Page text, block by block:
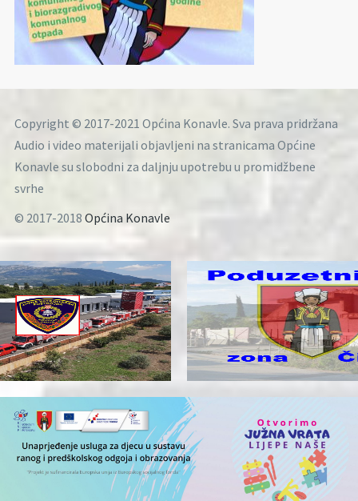
Copyright © 2017-2021 Općina Konavle. Sva prava pridržana
Audio i video materijali objavljeni na stranicama Općine
Konavle su slobodni za daljnju upotrebu u promidžbene
svrhe
© 2017-2018 Općina Konavle